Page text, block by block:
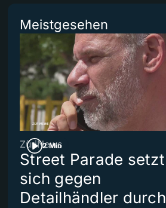
Meistgesehen
2 Min
ZüriNews
Street Parade setzt
sich gegen
Detailhändler durch